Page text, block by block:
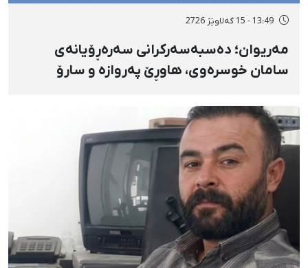
13:49 - 15 گەلاوێژ 2726
مەریوان؛ دەسبەسەرکرانی سەرەڕۆیانەی
سامان خوسرەوی، هاوڕێ پەروازە و سارۆ
گواستنەوەیان بۆ شوێنێکی نادیار